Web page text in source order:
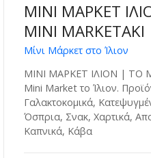
ΜΙΝΙ ΜΑΡΚΕΤ
MINI MARKETAKI
Μίνι Μάρκετ στο Ίλιον
ΜΙΝΙ ΜΑΡΚΕΤ ΙΛΙΟΝ | ΤΟ
Mini Market το Ίλιον.
Γαλακτοκομικά,
Όσπρια, Σνακ, Χαρτικά,
Καπνικά, Κάβα